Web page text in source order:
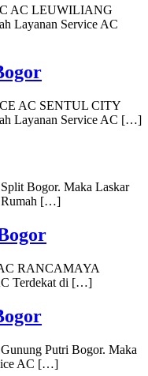
AC LEUWILIANG
Layanan Service AC
AC SENTUL CITY
Layanan Service AC […]
Bogor. Maka Laskar
Rumah […]
RANCAMAYA
Terdekat di […]
Putri Bogor. Maka
AC […]